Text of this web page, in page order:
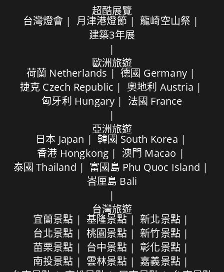
超酷展覽
台灣燈會 月津港燈節
龍崎空山祭
建築3年展
歐洲旅遊
荷蘭 Netherlands
德國 Germany
捷克 Czech Republic
奧地利 Austria
匈牙利 Hungary
法國 France
亞洲旅遊
日本 Japan
韓國 South Korea
香港 Hongkong
澳門 Macao
泰國 Thailand
富國島 Phu Quoc Island
峇厘島 Bali
台灣旅遊
宜蘭景點 基隆景點
新北景點
台北景點
桃園景點
新竹景點
苗栗景點
台中景點
彰化景點
南投景點
雲林景點
嘉義景點